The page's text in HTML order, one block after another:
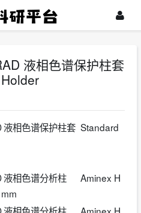
液相色谱保护柱套
液相色谱保护柱套 Standard
液相色谱分析柱
Aminex H
液相色谱分析柱
Aminex H